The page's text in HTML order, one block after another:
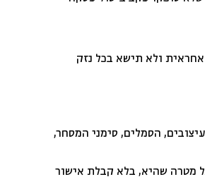
ולא תישא בכל נזק
הסמלים, סימני המסחר,
מטרה שהיא, בלא קבלת אישור